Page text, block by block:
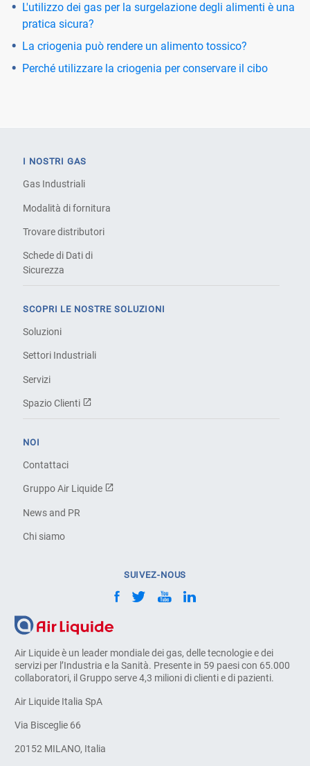
L'utilizzo dei gas per la surgelazione degli alimenti è una
pratica sicura?
La criogenia può rendere un alimento tossico?
Perché utilizzare la criogenia per conservare il cibo
Air Liquide è un leader mondiale dei gas, delle tecnologie e dei
servizi per l’Industria e la Sanità. Presente in 59 paesi con 65.000
collaboratori, il Gruppo serve 4,3 milioni di clienti e di pazienti.
Air Liquide Italia SpA
Via Bisceglie 66
20152 MILANO, Italia
I NOSTRI GAS
Gas Industriali
Modalità di fornitura
Trovare distributori
Schede di Dati di
Sicurezza
SCOPRI LE NOSTRE SOLUZIONI
Soluzioni
Settori Industriali
Servizi
Spazio Clienti
NOI
Contattaci
Gruppo Air Liquide
News and PR
Chi siamo
SUIVEZ-NOUS